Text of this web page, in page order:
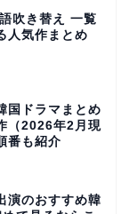
吹き替え 一覧
人気作まとめ
国ドラマまとめ
（2026年2月現
番も紹介
演のおすすめ韓